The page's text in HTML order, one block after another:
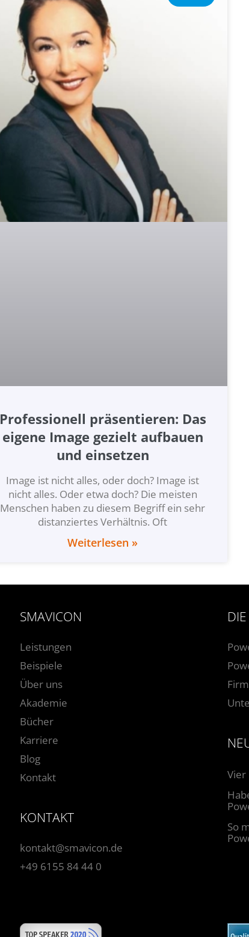
Professionell präsentieren: Das
eigene Image gezielt aufbauen
und einsetzen
Image ist nicht alles, oder doch? Image ist
nicht alles. Oder etwa doch? Die meisten
Menschen haben zu diesem Begriff ein sehr
distanziertes Verhältnis. Oft
Weiterlesen »
SMAVICON
Leistungen
Beispiele
Über uns
Akademie
Bücher
Karriere
Blog
Kontakt
KONTAKT
kontakt@smavicon.de
+49 6155 84 44 0
Vier
So